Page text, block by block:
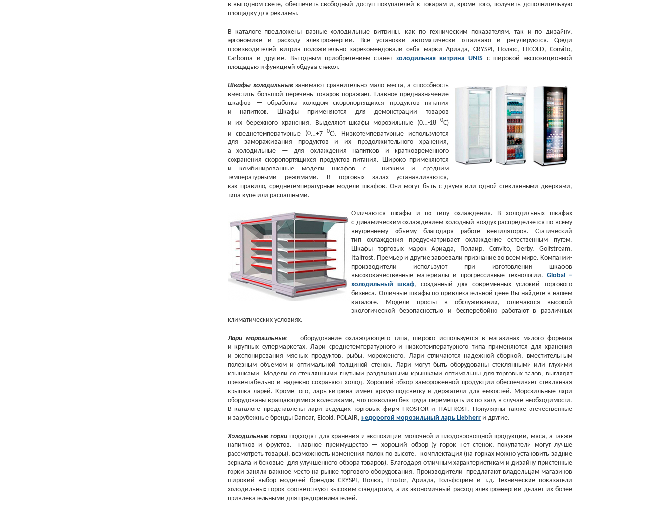
в выгодном свете, обеспечить свободный доступ покупателей к товарам и, кроме того, получить дополнительную
площадку для рекламы.
В каталоге предложены разные холодильные витрины, как по техническим показателям, так и по дизайну,
эргономике и расходу электроэнергии. Все установки автоматически оттаивают и регулируются. Среди
производителей витрин положительно зарекомендовали себя марки Ариада, CRYSPI, Полюс, HICOLD, Convito,
Carboma и другие.
Выгодным приобретением станет холодильная витринаUNIS с широкой экспозиционной
площадью и функцией обдува стекол.
Шкафы холодильныезанимают сравнительно мало места, а способность
вместить большой перечень товаров поражает. Главное предназначение
шкафов — обработка холодом скоропортящихся продуктов питания
и напитков. Шкафы применяются для демонстрации товаров
и их бережного хранения. Выделяют шкафы морозильные (0…-18 0С)
и среднетемпературные
(0…+70С). Низкотемпературные используются
для замораживания продуктов и их продолжительного хранения,
а холодильные — для охлаждения напитков и кратковременного
сохранения скоропортящихся продуктов питания. Широко применяются
и комбинированные модели шкафов с низким и средним
температурными режимами. В торговых залах устанавливаются,
как правило, среднетемпературные модели шкафов. Они могут быть с двумя или одной стеклянными дверками,
типа купе или распашными.
Отличаются шкафы и по типу охлаждения. В холодильных шкафах
с динамическим охлаждением холодный воздух распределяется по всему
внутреннему объему благодаря работе вентиляторов. Статический
тип охлаждения предусматривает охлаждение естественным путем.
Шкафы торговых марок Ариада, Полаир, Convito, Derby, Golfstream,
Italfrost, Премьер и другие завоевали признание во всем мире. Компании-
производители используют при изготовлении шкафов
высококачественные материалы и прогрессивные технологии. Global –
холодильный шкаф, созданный для современных условий торгового
бизнеса. Отличные шкафы по привлекательной цене Вы найдете в нашем
каталоге. Модели просты в обслуживании, отличаются высокой
экологической безопасностью и бесперебойно работают в различных
климатических условиях.
Лари морозильные — оборудование охлаждающего типа, широко используется в магазинах малого формата
и крупных супермаркетах. Лари среднетемпературного и низкотемпературного типа применяются для хранения
и экспонирования мясных продуктов, рыбы, мороженого. Лари отличаются надежной сборкой, вместительным
полезным объемом и оптимальной толщиной стенок. Лари могут быть оборудованы стеклянными или глухими
крышками. Модели со стеклянными гнутыми раздвижными крышками оптимальны для торговых залов, выглядят
презентабельно и надежно сохраняют холод. Хороший обзор замороженной продукции обеспечивает стеклянная
крышка ларей. Кроме того, ларь-витрина имеет яркую подсветку и держатели для емкостей. Морозильные лари
оборудованы вращающимися колесиками, что позволяет без труда перемещать их по залу в случае необходимости.
В каталоге представлены лари ведущих торговых фирм FROSTOR и ITALFROST. Популярны также отечественные
и зарубежные бренды Dancar, Elcold, POLAIR, недорогой морозильный ларь Liebherr и другие.
Холодильные горки подходят для хранения и экспозиции молочной и плодовоовощной продукции, мяса, а также
напитков и фруктов. Главное преимущество — хороший обзор (у горок нет стенок, покупатели могут лучше
рассмотреть товары), возможность изменения полок по высоте, комплектация (на горках можно установить задние
зеркала и боковые для улучшенного обзора товаров). Благодаря отличным характеристикам и дизайну пристенные
горки заняли важное место на рынке торгового оборудования. Производители предлагают владельцам магазинов
широкий выбор моделей брендов CRYSPI, Полюс, Frostor, Ариада, Гольфстрим и т.д. Технические показатели
холодильных горок соответствуют высоким стандартам, а их экономичный расход электроэнергии делает их более
привлекательными для предпринимателей.